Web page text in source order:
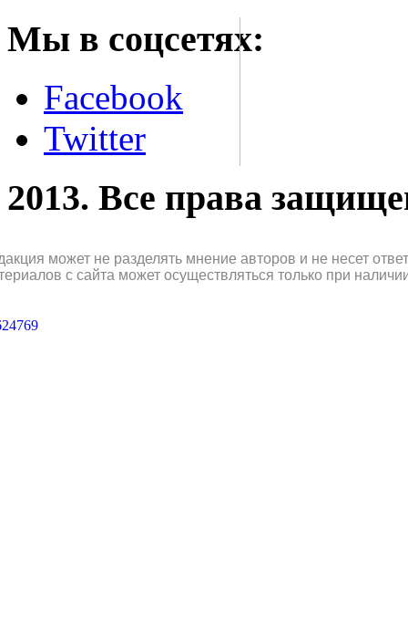
Мы в соцсетях:
Facebook
Twitter
2013. Все права
может не разделять мнение авторов и не несет
с сайта может осуществляться только при